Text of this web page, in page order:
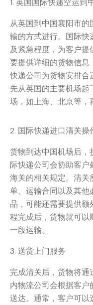
1. 英国国际快递空运到
从英国到中国襄阳市
输的方式进行。国际快
及紧急程度，为客户
要提供详细的货物信息
快递公司为货物安排合
先从英国的主要机场
场，如上海、北京等，
2. 国际快递进口清关操
货物到达中国机场后，
际快递公司会协助客
海关的相关规定。清
单、运输合同以及其
品，可能还需要提供额
程完成后，货物就可
一段运输。
3. 送货上门服务
完成清关后，货物将
内物流公司会根据客
送达。通常，客户可以